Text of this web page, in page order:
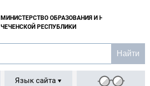
МИНИСТЕРСТВО ОБРАЗОВАНИЯ И НАУКИ
ЧЕЧЕНСКОЙ РЕСПУБЛИКИ
Язык сайта